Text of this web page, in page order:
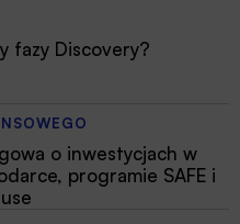
fazy Discovery?
o inwestycjach w
programie SAFE i